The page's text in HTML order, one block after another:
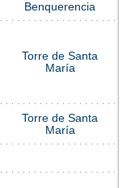
Benquerencia
Torre de Santa
María
Torre de Santa
María